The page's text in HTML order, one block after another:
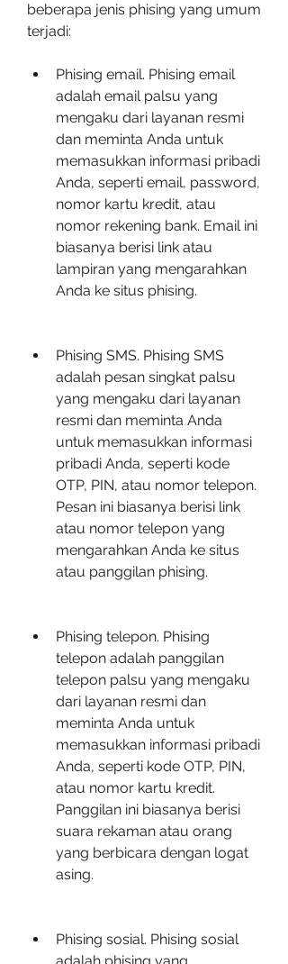
beberapa jenis phising yang umum
terjadi:
Phising email. Phising email
adalah email palsu yang
mengaku dari layanan resmi
dan meminta Anda untuk
memasukkan informasi pribadi
Anda, seperti email, password,
nomor kartu kredit, atau
nomor rekening bank. Email ini
biasanya berisi link atau
lampiran yang mengarahkan
Anda ke situs phising.
Phising SMS. Phising SMS
adalah pesan singkat palsu
yang mengaku dari layanan
resmi dan meminta Anda
untuk memasukkan informasi
pribadi Anda, seperti kode
OTP, PIN, atau nomor telepon.
Pesan ini biasanya berisi link
atau nomor telepon yang
mengarahkan Anda ke situs
atau panggilan phising.
Phising telepon. Phising
telepon adalah panggilan
telepon palsu yang mengaku
dari layanan resmi dan
meminta Anda untuk
memasukkan informasi pribadi
Anda, seperti kode OTP, PIN,
atau nomor kartu kredit.
Panggilan ini biasanya berisi
suara rekaman atau orang
yang berbicara dengan logat
asing.
Phising sosial. Phising sosial